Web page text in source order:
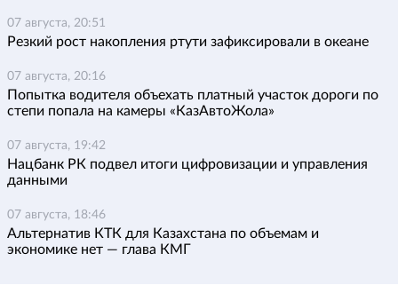
07 августа, 20:51
Резкий рост накопления ртути зафиксировали в океане
07 августа, 20:16
Попытка водителя объехать платный участок дороги по
степи попала на камеры «КазАвтоЖола»
07 августа, 19:42
Нацбанк РК подвел итоги цифровизации и управления
данными
07 августа, 18:46
Альтернатив КТК для Казахстана по объемам и
экономике нет — глава КМГ